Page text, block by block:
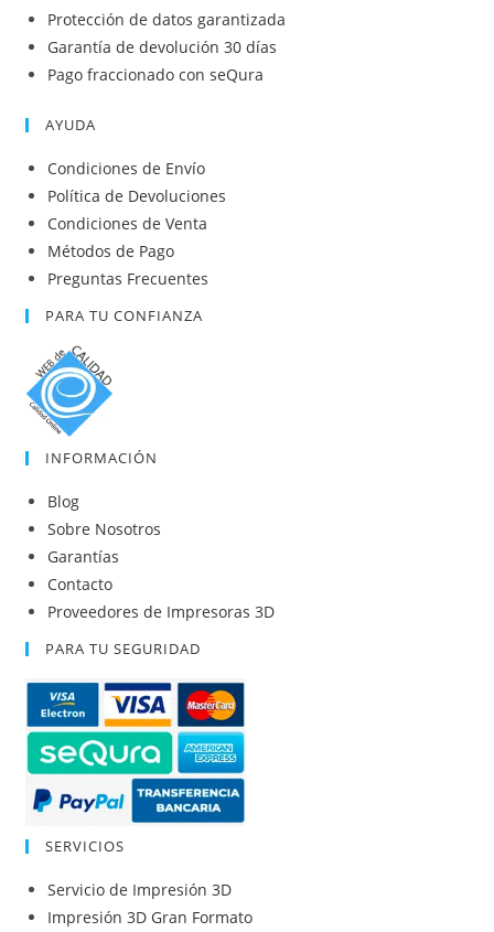
Protección de datos garantizada
Garantía de devolución 30 días
Pago fraccionado con seQura
AYUDA
Condiciones de Envío
Política de Devoluciones
Condiciones de Venta
Métodos de Pago
Preguntas Frecuentes
PARA TU CONFIANZA
INFORMACIÓN
Blog
Sobre Nosotros
Garantías
Contacto
Proveedores de Impresoras 3D
PARA TU SEGURIDAD
SERVICIOS
Servicio de Impresión 3D
Impresión 3D Gran Formato